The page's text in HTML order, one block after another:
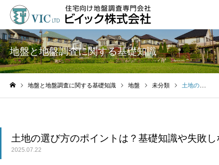
地盤と地盤調査に関する基礎知識
地盤と地盤調査に関する基礎知識 地盤 未分類 土地の選び方のポイントは？基礎知識や失敗しないコツを解説
土地の選び方のポイントは？基礎知識や失敗
2025.07.22